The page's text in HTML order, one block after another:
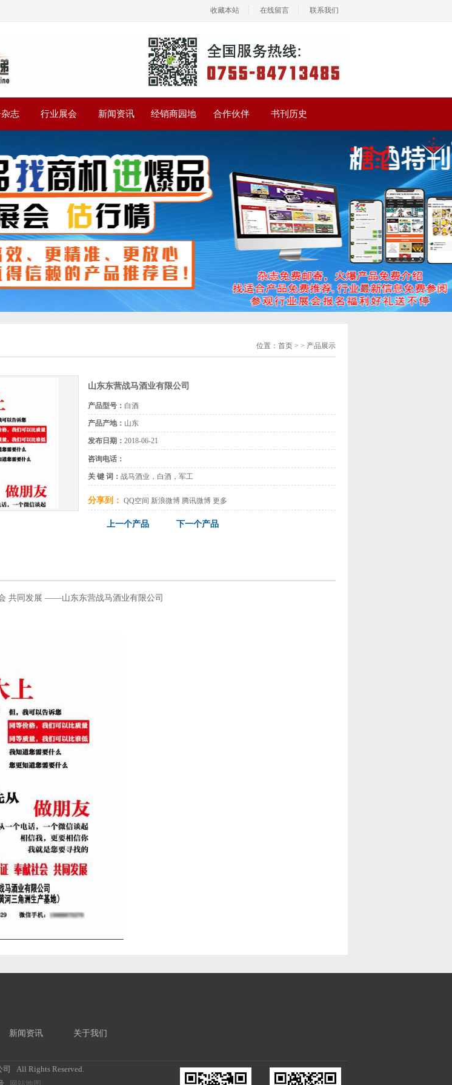
收藏本站 在线留言 联系我们
志 行业展会 新闻资讯 经销商园地 合作伙伴 书刊历史
位置： 首页 > > 产品展示
山东东营战马酒业有限公司
产品型号： 白酒
产品产地： 山东
发布日期： 2018-06-21
咨询电话：
关 键 词： 战马酒业，白酒，军工
分享到： QQ空间 新浪微博 腾讯微博 更多
下一个产品
上一个产品
共同发展 ——山东东营战马酒业有限公司
新闻资讯 关于我们
All Rights Reserved.